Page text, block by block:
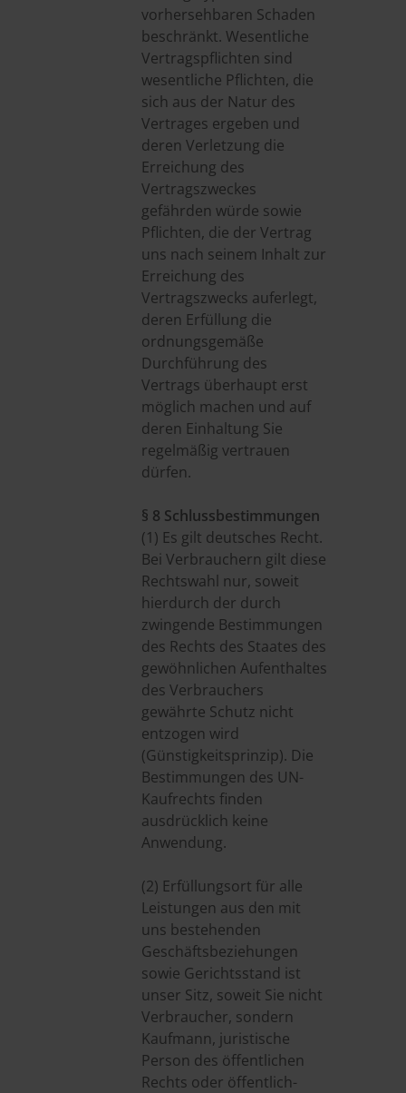
vorhersehbaren Schaden
beschränkt. Wesentliche
Vertragspflichten sind
wesentliche Pflichten, die
sich aus der Natur des
Vertrages ergeben und
deren Verletzung die
Erreichung des
Vertragszweckes
gefährden würde sowie
Pflichten, die der Vertrag
uns nach seinem Inhalt zur
Erreichung des
Vertragszwecks auferlegt,
deren Erfüllung die
ordnungsgemäße
Durchführung des
Vertrags überhaupt erst
möglich machen und auf
deren Einhaltung Sie
regelmäßig vertrauen
dürfen.
§ 8 Schlussbestimmungen
(1) Es gilt deutsches Recht.
Bei Verbrauchern gilt diese
Rechtswahl nur, soweit
hierdurch der durch
zwingende Bestimmungen
des Rechts des Staates des
gewöhnlichen Aufenthaltes
des Verbrauchers
gewährte Schutz nicht
entzogen wird
(Günstigkeitsprinzip). Die
Bestimmungen des UN-
Kaufrechts finden
ausdrücklich keine
Anwendung.
(2) Erfüllungsort für alle
Leistungen aus den mit
uns bestehenden
Geschäftsbeziehungen
sowie Gerichtsstand ist
unser Sitz, soweit Sie nicht
Verbraucher, sondern
Kaufmann, juristische
Person des öffentlichen
Rechts oder öffentlich-